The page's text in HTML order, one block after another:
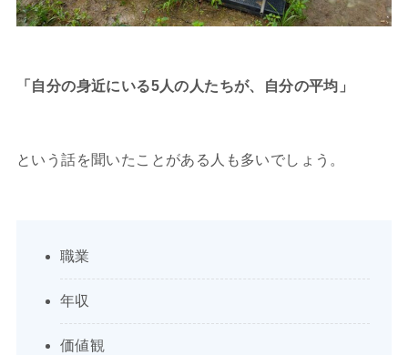
「自分の身近にいる5人の人たちが、自分の平均」
という話を聞いたことがある人も多いでしょう。
職業
年収
価値観